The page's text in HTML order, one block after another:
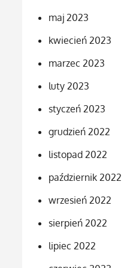
maj 2023
kwiecień 2023
marzec 2023
luty 2023
styczeń 2023
grudzień 2022
listopad 2022
październik 2022
wrzesień 2022
sierpień 2022
lipiec 2022